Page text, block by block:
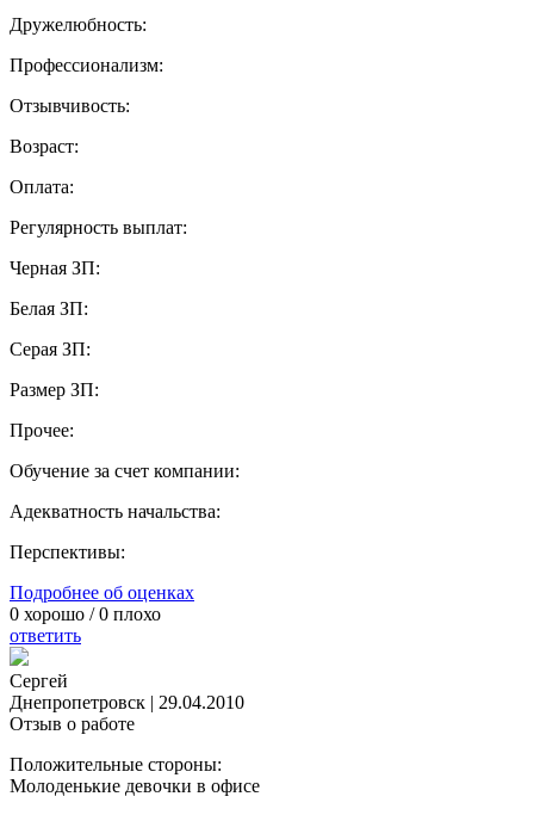
Дружелюбность:
Профессионализм:
Отзывчивость:
Возраст:
Оплата:
Регулярность выплат:
Черная ЗП:
Белая ЗП:
Серая ЗП:
Размер ЗП:
Прочее:
Обучение за счет компании:
Адекватность начальства:
Перспективы:
Подробнее об оценках
0 хорошо /0 плохо
ответить
Сергей
Днепропетровск | 29.04.2010
Отзыв о работе
Положительные стороны:
Молоденькие девочки в офисе